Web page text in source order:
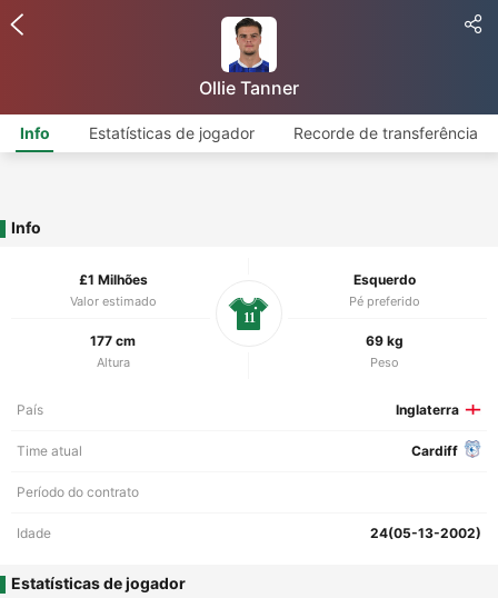
Ollie Tanner
Info Estatísticas de jogador Recorde de transferência
Info
£1 Milhões
Valor estimado
Esquerdo
Pé preferido
177 cm
Altura
69 kg
Peso
11
País Inglaterra
Time atual Cardiff
Período do contrato
Idade 24(05-13-2002)
Estatísticas de jogador